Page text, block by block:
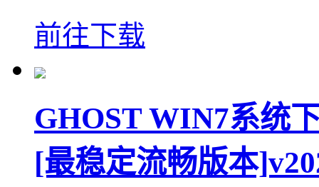
前往下载
GHOST WIN7系统
[最稳定流畅版本